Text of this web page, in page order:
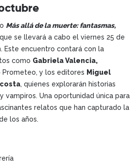
Más allá de la muerte: fantasmas,
se llevará a cabo el viernes 25 de
Este encuentro contará con la
como Gabriela Valencia,
y los editores Miguel
, quienes explorarán historias
vampiros. Una oportunidad única para
relatos que han capturado la
los años.